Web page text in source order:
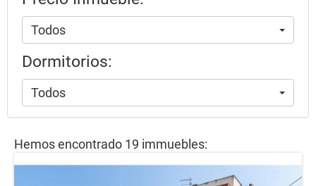
Todos
Dormitorios:
Todos
Hemos encontrado 19 immuebles: